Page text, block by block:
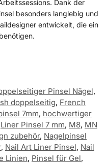
Dank der
besonders langlebig und
entwickelt, die ein
Pinsel Nägel,
doppelseitig, French
7mm, hochwertiger
Liner Pinsel 7 mm, M8, MN
zubehör, Nagelpinsel
, Nail Art Liner Pinsel, Nail
Linien, Pinsel für Gel,